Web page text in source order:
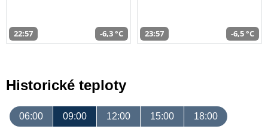
22:57 -6,3 °C 23:57 -6,5 °C
Historické teploty
06:00 09:00 12:00 15:00 18:00